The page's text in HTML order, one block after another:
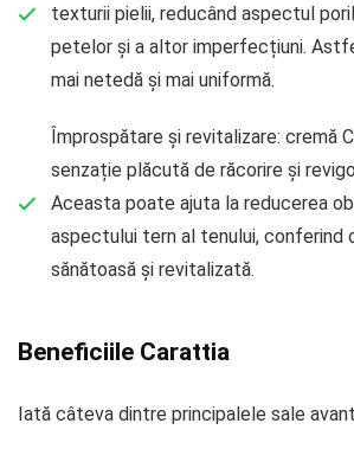
texturii pielii, reducând aspectul
petelor și a altor imperfecțiuni.
mai netedă și mai uniformă.
Împrospătare și revitalizare: cremă
senzație plăcută de răcorire și
Aceasta poate ajuta la reducerea
aspectului tern al tenului, conferind
sănătoasă și revitalizată.
Beneficiile Carattia
Iată câteva dintre principalele sale